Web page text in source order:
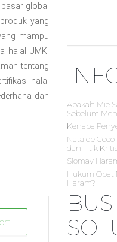
global
yang
mampu
halal UMK.
tentang
halal
dan
Apakah Mie
Sebelum
Kenapa
Nata de
dan Titik
Siomay
Hukum Obat
Haram?